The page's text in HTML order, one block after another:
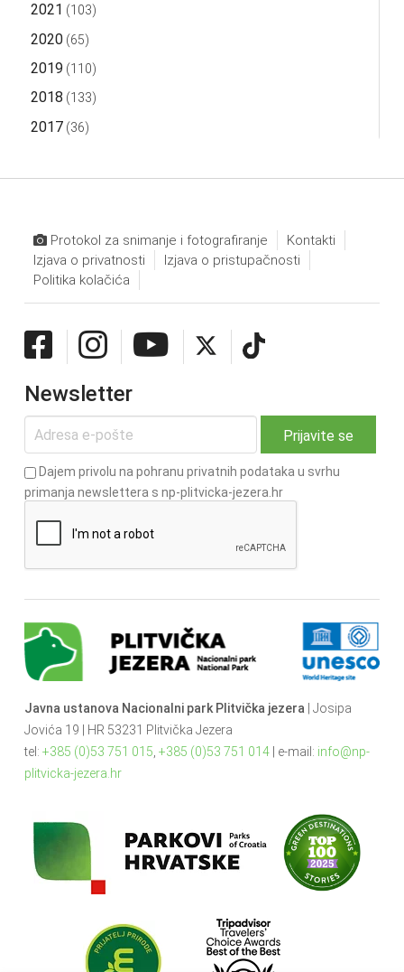
2021 (103)
2020(65)
2019 (110)
2018 (133)
2017(36)
Protokol za snimanje i fotografiranje
Kontakti
Izjava o privatnosti
Izjava o pristupačnosti
Politika kolačića
Newsletter
Dajem privolu na pohranu privatnih podataka u svrhu
primanja newslettera s np-plitvicka-jezera.hr
Javna ustanova Nacionalni park Plitvička jezera| Josipa
Jovića 19 | HR 53231 Plitvička Jezera
tel: +385 (0)53 751 015, +385 (0)53 751 014| e-mail: info@np-
plitvicka-jezera.hr